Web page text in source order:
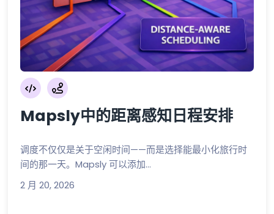
Mapsly中的距离感知日程安排
调度不仅仅是关于空闲时间——而是选择能最小化旅行时
间的那一天。Mapsly 可以添加...
2 月 20, 2026